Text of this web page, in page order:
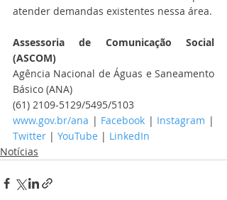
atender demandas existentes nessa área.
Assessoria de Comunicação Social
(ASCOM)
Agência Nacional de Águas e Saneamento
Básico (ANA)
(61) 2109-5129/5495/5103
www.gov.br/ana | Facebook | Instagram
Twitter | YouTube | LinkedIn
Notícias